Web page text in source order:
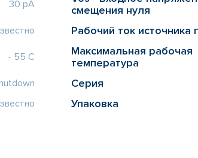
30 pA
смещения нуля
Рабочий ток источника
- 55 C
Максимальная рабочая
температура
Серия
Упаковка